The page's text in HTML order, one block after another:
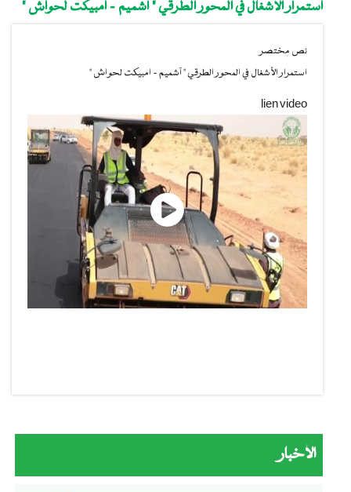
استمرار الأشغال في المحور الطرقي " آشميم - امبيكت لحواش "
نص مختصر
استمرار الأشغال في المحور الطرقي " آشميم - امبيكت لحواش "
lien video
الأخبار